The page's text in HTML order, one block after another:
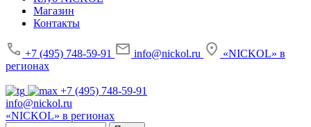
Магазин
Контакты
+7 (495) 748-59-91 info@nickol.ru
«NICKOL» в
регионах
+7 (495) 748-59-91
info@nickol.ru
«NICKOL» в регионах